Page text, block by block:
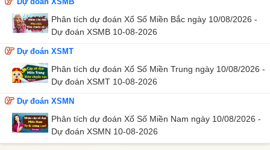
Phân tích dự đoán Xổ Số Miền Bắc ngày 10/08/2026 -
Dự đoán XSMB 10-08-2026
Dự đoán XSMT
Phân tích dự đoán Xổ Số Miền Trung ngày 10/08/2026 -
Dự đoán XSMT 10-08-2026
Dự đoán XSMN
Phân tích dự đoán Xổ Số Miền Nam ngày 10/08/2026 -
Dự đoán XSMN 10-08-2026